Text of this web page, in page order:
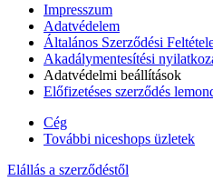
Impresszum
Adatvédelem
Általános Szerződési
Akadálymentesítési
Adatvédelmi beállítások
Előfizetéses szerződés
Cég
További niceshops üzletek
Elállás a szerződéstől